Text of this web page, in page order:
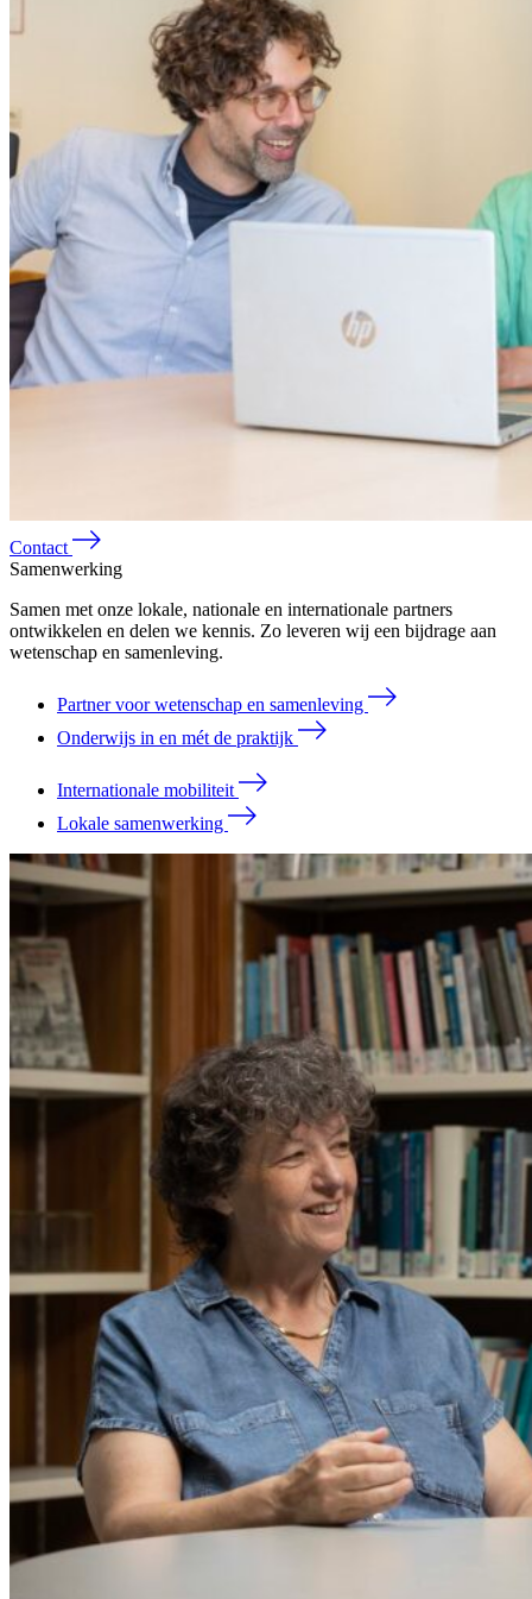
Contact
Samenwerking
Samen met onze lokale, nationale en internationale partners
ontwikkelen en delen we kennis. Zo leveren wij een bijdrage aan
wetenschap en samenleving.
Partner voor wetenschap en samenleving
Onderwijs in en mét de praktijk
Internationale mobiliteit
Lokale samenwerking